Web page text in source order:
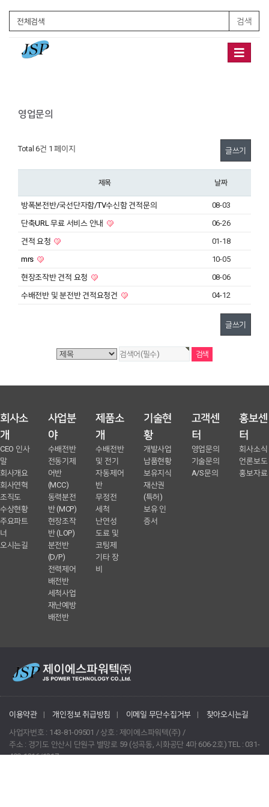
검색
Toggle
navigation
영업문의
Total 6건 1 페이지 글쓰기
제목 날짜
방폭본전반/국선단자함/TV수신함 견적문의
08-03
단축URL 무료 서비스 안내
06-26
견적 요청
01-18
mrs
10-05
현장조작반 견적 요청
08-06
수배전반 및 분전반 견적요청건
04-12
글쓰기
회사소
개
CEO 인사
말
회사개요
회사연혁
조직도
수상현황
주요파트
너
오시는길
사업분
야
수배전반
전동기제
어반
(MCC)
동력분전
반 (MCP)
현장조작
반 (LOP)
분전반
(D/P)
전력제어
배전반
세척사업
재난예방
배전반
제품소
개
수배전반
및 전기
자동제어
반
무정전
세척
난연성
도료 및
코팅제
기타 장
비
기술현
황
개발사업
납품현황
보유지식
재산권
(특허)
보유 인
증서
고객센
터
영업문의
기술문의
A/S문의
홍보센
터
회사소식
언론보도
홍보자료
이용약관 | 개인정보 취급방침 | 이메일 무단수집거부 |
찾아오시는길
사업자번호 : 143-81-09501 / 상호 : 제이에스파워텍(주) /
주소 : 경기도 안산시 단원구 별망로 59 (성곡동, 시화공단 4마 606-2호) TEL : 031-
499-1216/1217